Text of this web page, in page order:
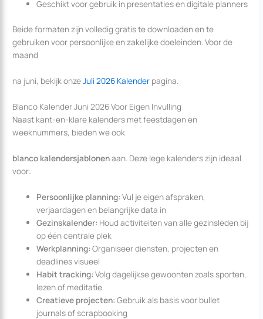
Geschikt voor gebruik in presentaties en digitale planners
Beide formaten zijn volledig gratis te downloaden en te
gebruiken voor persoonlijke en zakelijke doeleinden. Voor de
maand
na juni, bekijk onzeJuli 2026 Kalender pagina.
Blanco Kalender Juni 2026 Voor Eigen Invulling
Naast kant-en-klare kalenders met feestdagen en
weeknummers, bieden we ook
blanco kalendersjablonenaan. Deze lege kalenders zijn ideaal
voor:
Persoonlijke planning:Vul je eigen afspraken,
verjaardagen en belangrijke data in
Gezinskalender: Houd activiteiten van alle gezinsleden bij
op één centrale plek
Werkplanning:Organiseer diensten, projecten en
deadlines visueel
Habit tracking:Volg dagelijkse gewoonten zoals sporten,
lezen of meditatie
Creatieve projecten:Gebruik als basis voor bullet
journals of scrapbooking